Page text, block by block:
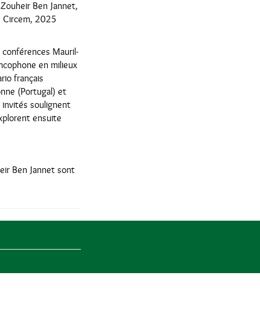
Ben Jannet,
Circem, 2025
conférences Mauril-
en milieux
français
(Portugal) et
invités soulignent
ensuite
Ben Jannet sont